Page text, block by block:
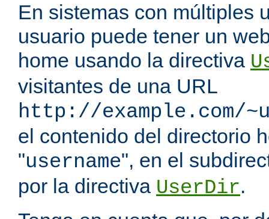
En sistemas con múltiples
usuario puede tener un
home usando la directiva
visitantes de una URL
http://example.com/
el contenido del directorio
"username", en el
por la directiva UserDir.